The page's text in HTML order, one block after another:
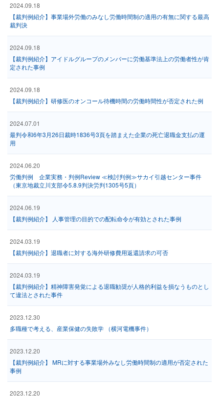
2024.09.18
【裁判例紹介】事業場外労働のみなし労働時間制の適用の有無に関する最高
裁判決
2024.09.18
【裁判例紹介】アイドルグループのメンバーに労働基準法上の労働者性が肯
定された事例
2024.09.18
【裁判例紹介】研修医のオンコール待機時間の労働時間性が否定された例
2024.07.01
最判令和6年3月26日裁時1836号3頁を踏まえた企業の死亡退職金支払の運
用
2024.06.20
労働判例 企業実務・判例Review ≪検討判例≫サカイ引越センター事件
（東京地裁立川支部令5.8.9判決労判1305号5頁）
2024.06.19
【裁判例紹介】 人事管理の目的での配転命令が有効とされた事例
2024.03.19
【裁判例紹介】退職者に対する海外研修費用返還請求の可否
2024.03.19
【裁判例紹介】精神障害発覚による退職勧奨が人格的利益を損なうものとし
て違法とされた事件
2023.12.30
多職種で考える、産業保健の失敗学 （横河電機事件）
2023.12.20
【裁判例紹介】 MRに対する事業場外みなし労働時間制の適用が否定された
事例
2023.12.20